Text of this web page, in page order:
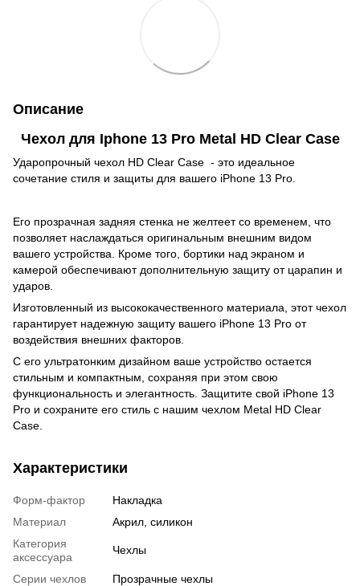
Описание
Чехол для Iphone 13 Pro Metal HD Clear Case
Ударопрочный чехол HD Clear Case - это идеальное
сочетание стиля и защиты для вашего iPhone 13 Pro.
Его прозрачная задняя стенка не желтеет со временем, что
позволяет наслаждаться оригинальным внешним видом
вашего устройства. Кроме того, бортики над экраном и
камерой обеспечивают дополнительную защиту от царапин и
ударов.
Изготовленный из высококачественного материала, этот чехол
гарантирует надежную защиту вашего iPhone 13 Pro от
воздействия внешних факторов.
С его ультратонким дизайном ваше устройство остается
стильным и компактным, сохраняя при этом свою
функциональность и элегантность. Защитите свой iPhone 13
Pro и сохраните его стиль с нашим чехлом Metal HD Clear
Case.
Характеристики
Форм-фактор
Накладка
Материал
Акрил, силикон
Категория
аксессуара
Чехлы
Серии чехлов Прозрачные чехлы